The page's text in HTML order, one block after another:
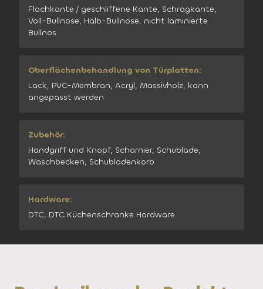
Flachkante / geschliffene Kante, Schrägkante,
Voll-Bullnose, Halb-Bullnose, nicht laminierte
Bullnos
Oberflächenbehandlung von Türplatten:
Lack, PVC-Membran, Acryl, Massivholz, kann
angepasst werden
Zubehör:
Handgriff und Knopf, Scharnier, Schublade,
Waschbecken, Schubladenkorb
Hardware:
DTC, DTC Küchenschranke Hardware